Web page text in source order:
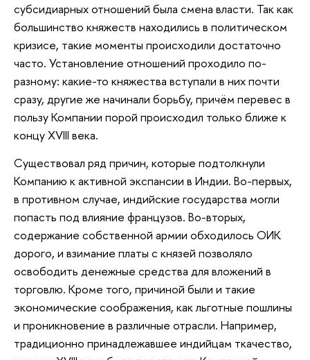
субсидиарных отношений была смена власти. Так как
большинство княжеств находились в политическом
кризисе, такие моменты происходили достаточно
часто. Установление отношений проходило по-
разному: какие-то княжества вступали в них почти
сразу, другие же начинали борьбу, причём перевес в
пользу Компании порой происходил только ближе к
концу XVIII века.
Существовал ряд причин, которые подтолкнули
Компанию к активной экспансии в Индии. Во-первых,
в противном случае, индийские государства могли
попасть под влияние французов. Во-вторых,
содержание собственной армии обходилось ОИК
дорого, и взимание платы с князей позволяло
освободить денежные средства для вложений в
торговлю. Кроме того, причиной были и такие
экономические соображения, как льготные пошлины
и проникновение в различные отрасли. Например,
традиционно принадлежавшее индийцам ткачество,